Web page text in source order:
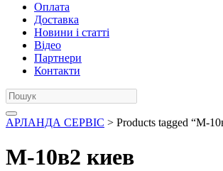
Оплата
Доставка
Новини і статті
Відео
Партнери
Контакти
АРЛАНДА СЕРВІС > Products tagged “М-
М-10в2 киев